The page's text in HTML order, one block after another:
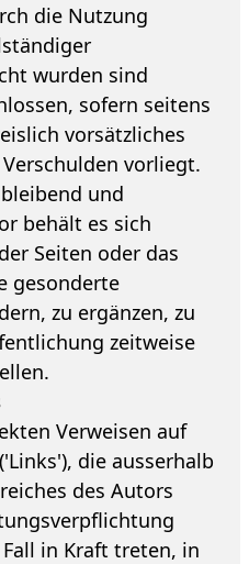
die Nutzung
wurden sind
sofern seitens
vorsätzliches
vorliegt.
und
behält es sich
Seiten oder das
gesonderte
zu ergänzen, zu
zeitweise
Verweisen auf
die ausserhalb
des Autors
in Kraft treten, in